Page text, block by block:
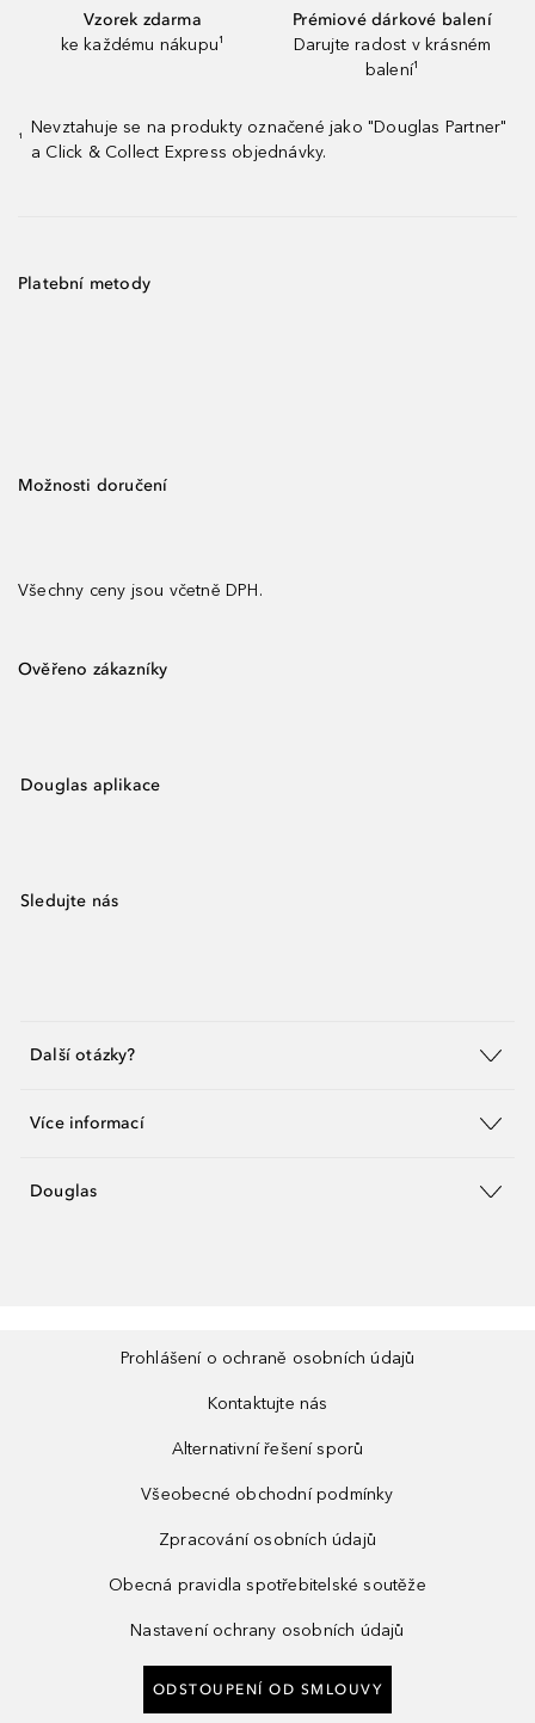
Vzorek zdarma
ke každému nákupu¹
Prémiové dárkové balení
Darujte radost v krásném
balení¹
¹
Nevztahuje se na produkty označené jako "Douglas Partner"
a Click & Collect Express objednávky.
Platební metody
Možnosti doručení
Všechny ceny jsou včetně DPH.
Ověřeno zákazníky
Douglas aplikace
Sledujte nás
Další otázky?
Více informací
Douglas
Prohlášení o ochraně osobních údajů
Kontaktujte nás
Alternativní řešení sporů
Všeobecné obchodní podmínky
Zpracování osobních údajů
Obecná pravidla spotřebitelské soutěže
Nastavení ochrany osobních údajů
ODSTOUPENÍ OD SMLOUVY